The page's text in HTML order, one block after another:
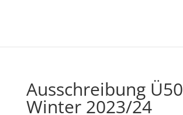
Ausschreibung Ü50
Winter 2023/24